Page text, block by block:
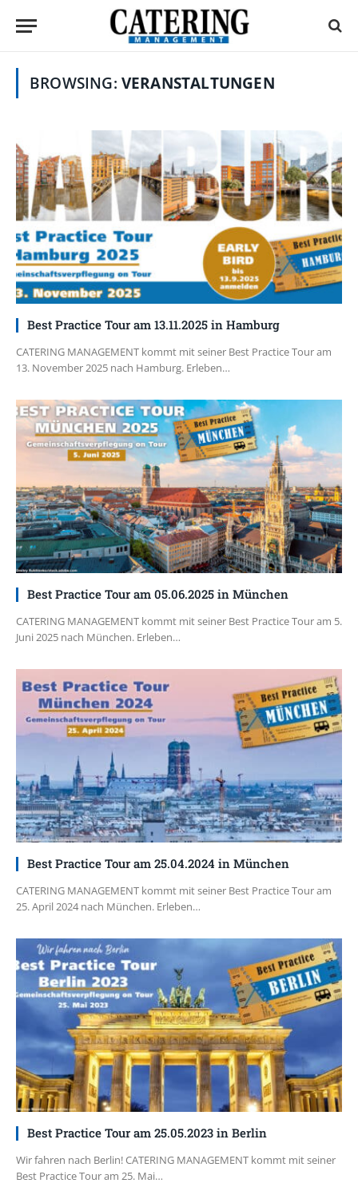
BROWSING: VERANSTALTUNGEN
Best Practice Tour am 13.11.2025 in Hamburg
CATERING MANAGEMENT kommt mit seiner Best Practice Tour am
13. November 2025 nach Hamburg. Erleben…
Best Practice Tour am 05.06.2025 in München
CATERING MANAGEMENT kommt mit seiner Best Practice Tour am 5.
Juni 2025 nach München. Erleben…
Best Practice Tour am 25.04.2024 in München
CATERING MANAGEMENT kommt mit seiner Best Practice Tour am
25. April 2024 nach München. Erleben…
Best Practice Tour am 25.05.2023 in Berlin
Wir fahren nach Berlin! CATERING MANAGEMENT kommt mit seiner
Best Practice Tour am 25. Mai…